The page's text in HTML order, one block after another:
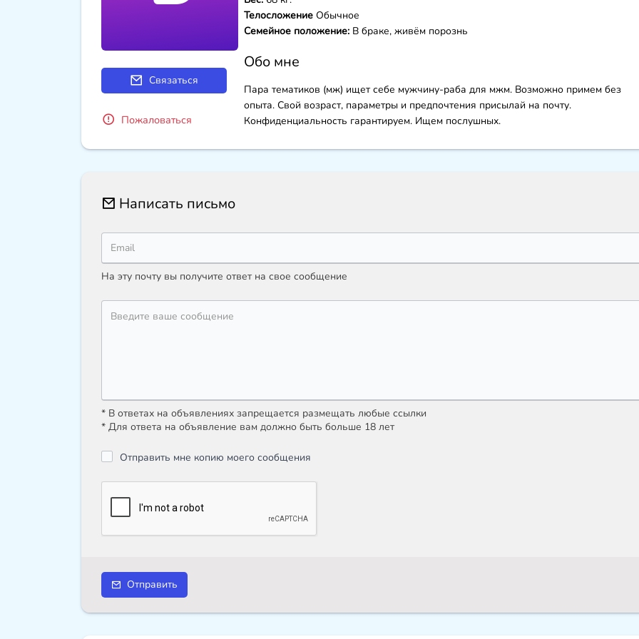
Связаться
Пожаловаться
ТелосложениеОбычное
Cемейное положение:В браке, живём порознь
Обо мне
Пара тематиков (мж) ищет себе мужчину-раба для мжм. Возможно примем без
опыта. Свой возраст, параметры и предпочтения присылай на почту.
Конфиденциальность гарантируем. Ищем послушных.
Написать письмо
На эту почту вы получите ответ на свое сообщение
* В ответах на объявлениях запрещается размещать любые ссылки
* Для ответа на объявление вам должно быть больше 18 лет
Отправить мне копию моего сообщения
Отправить